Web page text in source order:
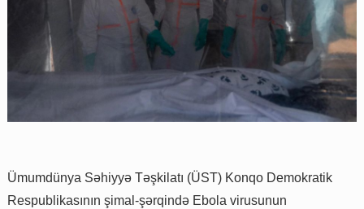
Ümumdünya Səhiyyə Təşkilatı (ÜST) Konqo Demokratik
Respublikasının şimal-şərqində Ebola virusunun